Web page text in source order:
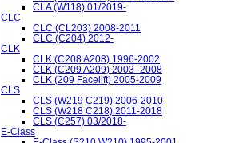
CLA (W118) 01/2019-
CLC
CLC (CL203) 2008-2011
CLC (C204) 2012-
CLK
CLK (C208 A208) 1996-2002
CLK (C209 A209) 2003 -2008
CLK (209 Facelift) 2005-2009
CLS
CLS (W219 C219) 2006-2010
CLS (W218 C218) 2011-2018
CLS (C257) 03/2018-
E-Class